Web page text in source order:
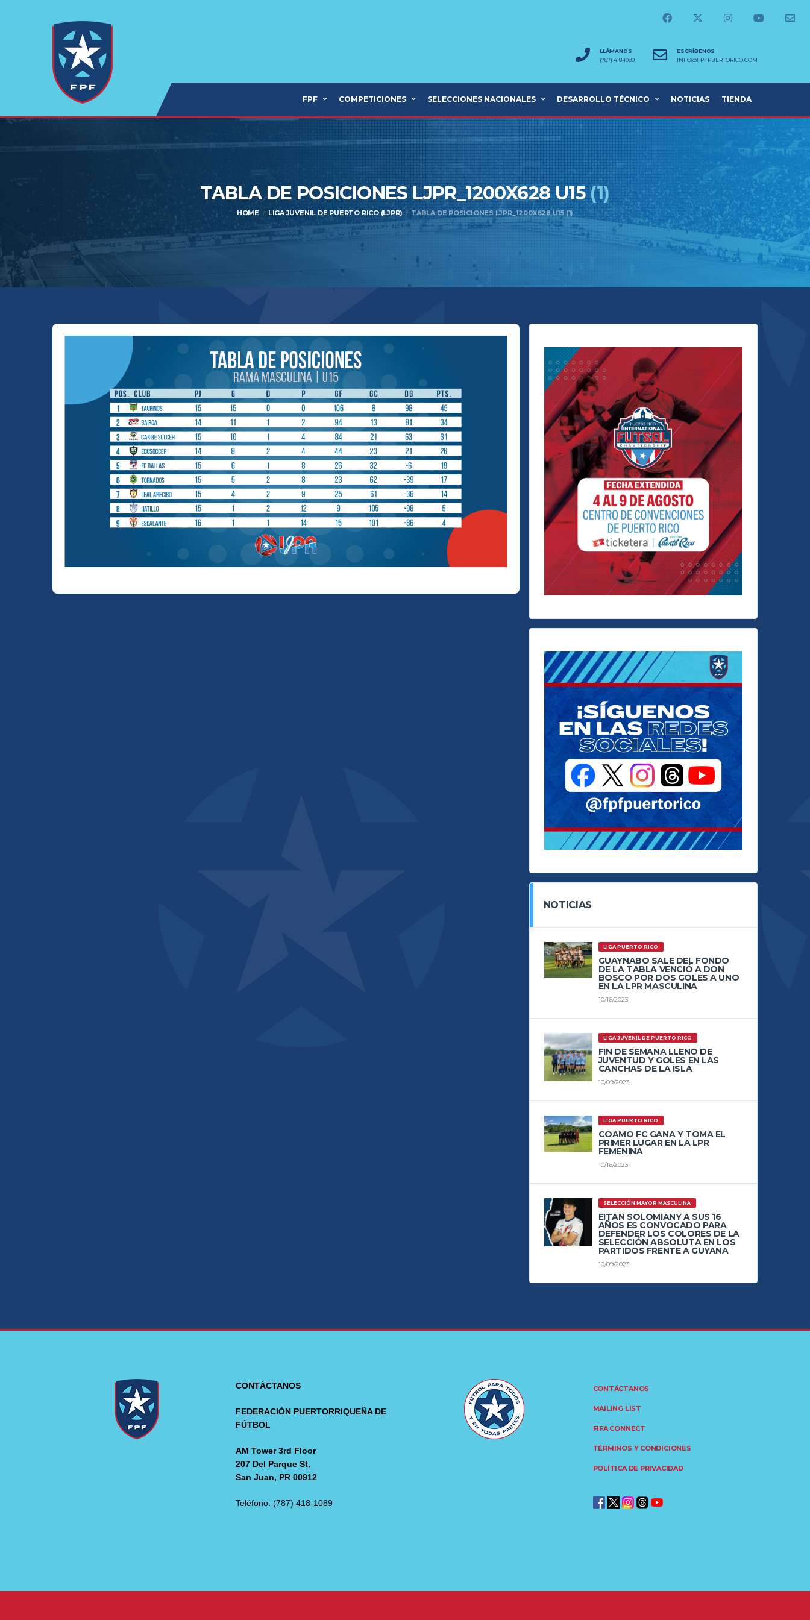
LLÁMANOS
(787) 418-1089
ESCRÍBENOS
INFO@FPFPUERTORICO.COM
FPF COMPETICIONES SELECCIONES NACIONALES DESARROLLO TÉCNICO NOTICIAS TIENDA
TABLA DE POSICIONES LJPR_1200X628 U15(1)
HOME LIGA JUVENIL DE PUERTO RICO (LJPR) TABLA DE POSICIONES LJPR_1200X628 U15 (1)
NOTICIAS
LIGA PUERTO RICO
GUAYNABO SALE DEL FONDO
DE LA TABLA VENCIÓ A DON
BOSCO POR DOS GOLES A UNO
EN LA LPR MASCULINA
10/16/2023
LIGA JUVENIL DE PUERTO RICO
FIN DE SEMANA LLENO DE
JUVENTUD Y GOLES EN LAS
CANCHAS DE LA ISLA
10/09/2023
LIGA PUERTO RICO
COAMO FC GANA Y TOMA EL
PRIMER LUGAR EN LA LPR
FEMENINA
10/16/2023
SELECCIÓN MAYOR MASCULINA
EITAN SOLOMIANY A SUS 16
AÑOS ES CONVOCADO PARA
DEFENDER LOS COLORES DE LA
SELECCIÓN ABSOLUTA EN LOS
PARTIDOS FRENTE A GUYANA
10/09/2023
CONTÁCTANOS
FEDERACIÓN PUERTORRIQUEÑA DE
FÚTBOL
AM Tower 3rd Floor
207 Del Parque St.
San Juan, PR 00912
Teléfono: (787) 418-1089
CONTÁCTANOS
MAILING LIST
FIFA CONNECT
TÉRMINOS Y CONDICIONES
POLÍTICA DE PRIVACIDAD